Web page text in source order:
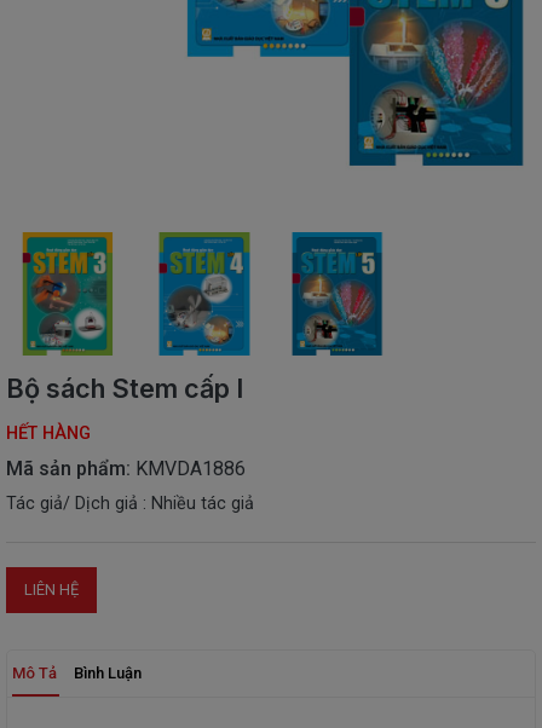
NGỮ
VPP
-
ĐỒ
DÙNG
SINH
QUÀ
TẶNG
ĐỒ
BỊ
Bộ sách Stem cấp I
HẾT HÀNG
Mã sản phẩm: KMVDA1886
Tác giả/ Dịch giả : Nhiều tác giả
LIÊN HỆ
Mô Tả Bình Luận